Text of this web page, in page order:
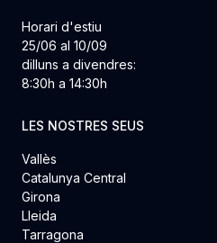
Horari d'estiu
25/06 al 10/09
dilluns a divendres:
8:30h a 14:30h
LES NOSTRES SEUS
Vallès
Catalunya Central
Girona
Lleida
Tarragona